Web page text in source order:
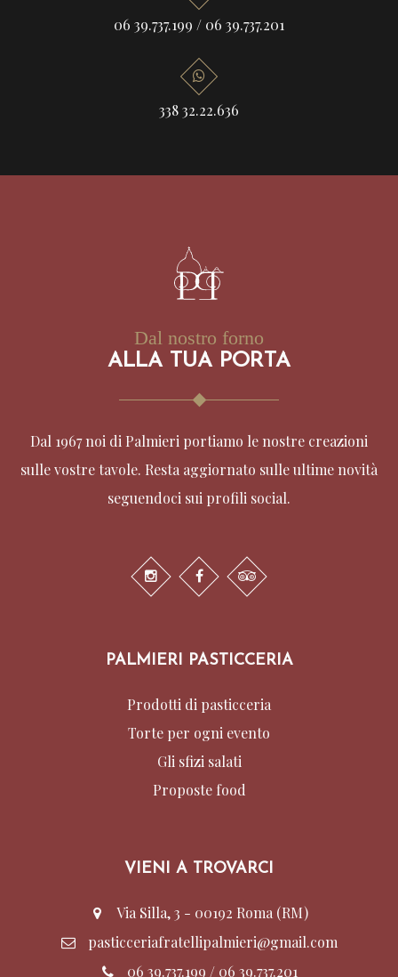
06 39.737.199 / 06 39.737.201
338 32.22.636
Dal nostro forno
ALLA TUA PORTA
Dal 1967 noi di Palmieri portiamo le nostre creazioni
sulle vostre tavole. Resta aggiornato sulle ultime novità
seguendoci sui profili social.
PALMIERI PASTICCERIA
Prodotti di pasticceria
Torte per ogni evento
Gli sfizi salati
Proposte food
VIENI A TROVARCI
Via Silla, 3 - 00192 Roma (RM)
pasticceriafratellipalmieri@gmail.com
06 39.737.199 / 06 39.737.201